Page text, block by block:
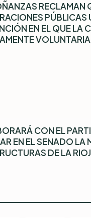
RECLAMAN
PÚBLICAS
EN EL QUE LA
VOLUNTARIA
CON EL
EN EL SENADO LA
DE LA